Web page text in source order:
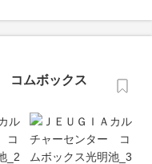
コムボックス